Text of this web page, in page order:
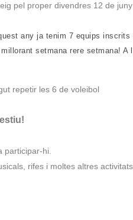
pel proper divendres 12 de juny
any ja tenim 7 equips inscrits
setmana rere setmana!
repetir les 6 de voleibol
hi.
rifes i moltes altres activitats.